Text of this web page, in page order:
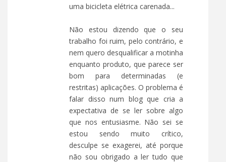
uma bicicleta elétrica carenada...
Não estou dizendo que o seu
trabalho foi ruim, pelo contrário, e
nem quero desqualificar a motinha
enquanto produto, que parece ser
bom para determinadas (e
restritas) aplicações. O problema é
falar disso num blog que cria a
expectativa de se ler sobre algo
que nos entusiasme. Não sei se
estou sendo muito crítico,
desculpe se exagerei, até porque
não sou obrigado a ler tudo que